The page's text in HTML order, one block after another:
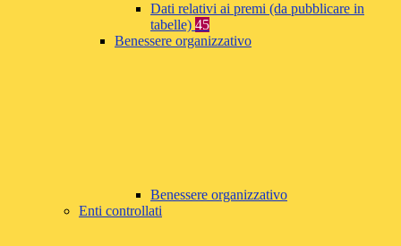
Dati relativi ai premi (da pubblicare in
tabelle) 45
Benessere organizzativo
Benessere organizzativo
Enti controllati